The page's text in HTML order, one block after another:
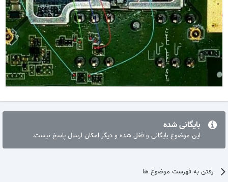
بایگانی شده
این موضوع بایگانی و قفل شده و دیگر امکان ارسال پاسخ نیست.
رفتن به فهرست موضوع ها